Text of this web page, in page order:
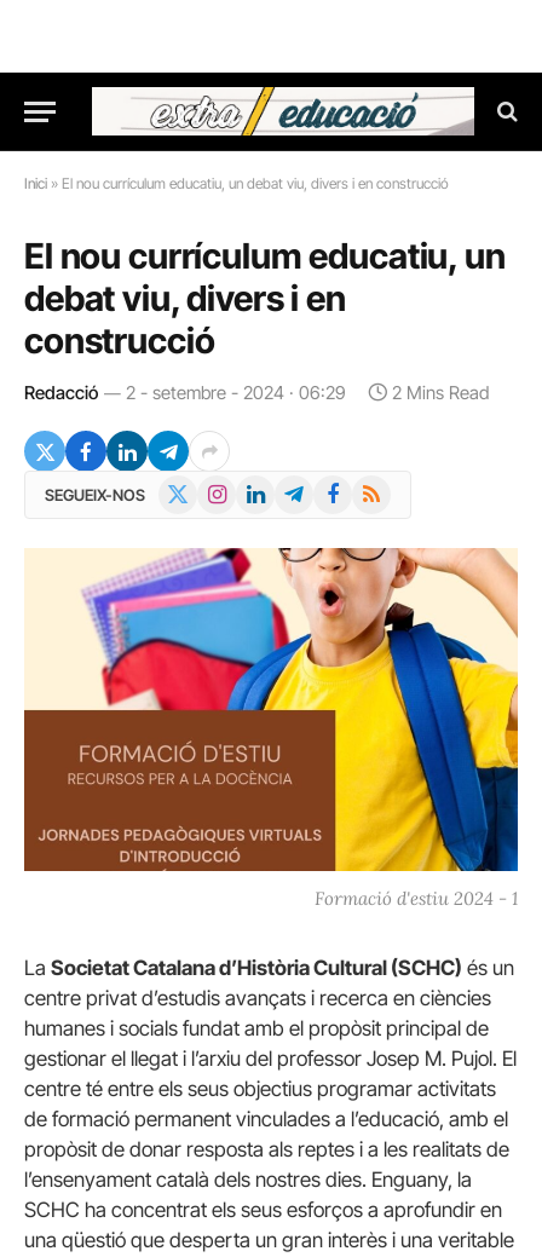
Inici » El nou currículum educatiu, un debat viu, divers i en construcció
El nou currículum educatiu, un
debat viu, divers i en
construcció
Redacció 2 - setembre - 2024 · 06:29 2 Mins Read
SEGUEIX-NOS InstagramLinkedInTelegramFacebook
RSS
Formació d'estiu 2024 - 1
La Societat Catalana d’Història Cultural (SCHC) és un
centre privat d’estudis avançats i recerca en ciències
humanes i socials fundat amb el propòsit principal de
gestionar el llegat i l’arxiu del professor Josep M. Pujol. El
centre té entre els seus objectius programar activitats
de formació permanent vinculades a l’educació, amb el
propòsit de donar resposta als reptes i a les realitats de
l’ensenyament català dels nostres dies. Enguany, la
SCHC ha concentrat els seus esforços a aprofundir en
una qüestió que desperta un gran interès i una veritable